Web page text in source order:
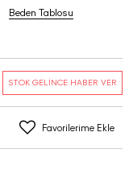
Beden Tablosu
Favorilerime Ekle
STOK GELİNCE HABER VER